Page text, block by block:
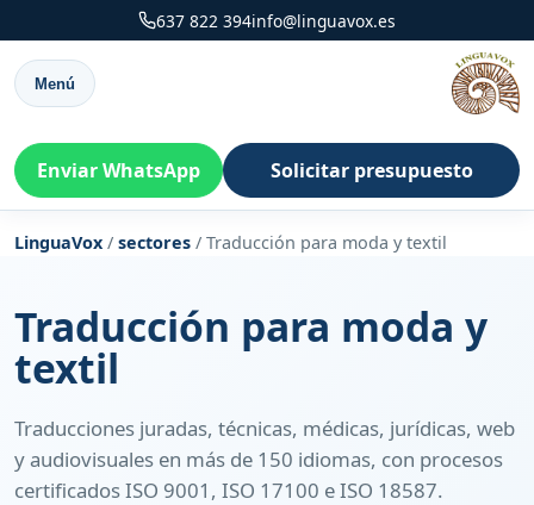
637 822 394info@linguavox.es
Menú
Enviar WhatsApp Solicitar presupuesto
LinguaVox / sectores / Traducción para moda y textil
Traducción para moda y
textil
Traducciones juradas, técnicas, médicas, jurídicas, web
y audiovisuales en más de 150 idiomas, con procesos
certificados ISO 9001, ISO 17100 e ISO 18587.